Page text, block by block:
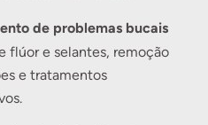
de problemas bucais
flúor e selantes, remoção
e tratamentos